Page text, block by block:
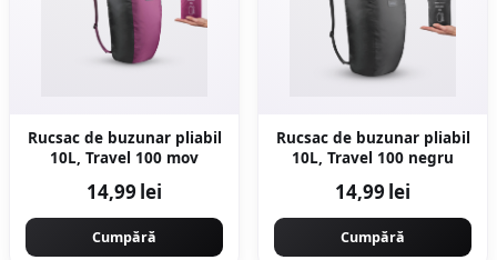
Rucsac de buzunar pliabil
10L, Travel 100 mov
14,99 lei
Cumpără
Rucsac de buzunar pliabil
10L, Travel 100 negru
14,99 lei
Cumpără